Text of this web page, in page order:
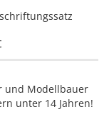
und Modellbauer
unter 14 Jahren!